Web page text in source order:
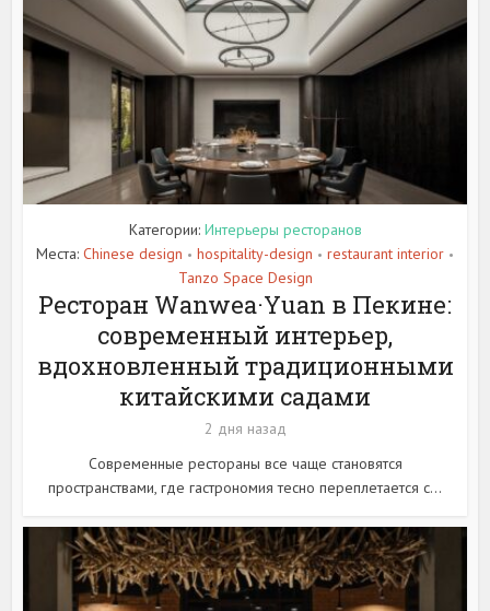
Категории: Интерьеры ресторанов
Места: Chinese design • hospitality-design • restaurant interior •
Tanzo Space Design
Ресторан Wanwea·Yuan в Пекине:
современный интерьер,
вдохновленный традиционными
китайскими садами
2 дня назад
Современные рестораны все чаще становятся
пространствами, где гастрономия тесно переплетается с...